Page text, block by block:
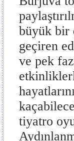
büyük bir
geçiren
ve pek
tiyatro